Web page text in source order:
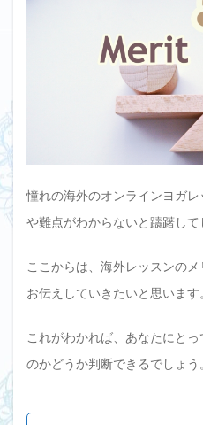
憧れの海外のオンラインヨガ
や難点がわからないと躊躇して
ここからは、海外レッスンの
お伝えしていきたいと思います
これがわかれば、あなたにと
のかどうか判断できるでしょう